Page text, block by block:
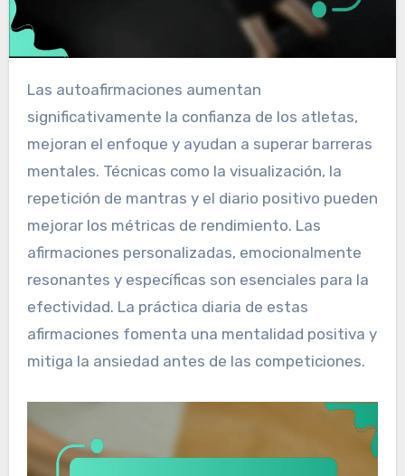
Las autoafirmaciones aumentan
significativamente la confianza de los atletas,
mejoran el enfoque y ayudan a superar barreras
mentales. Técnicas como la visualización, la
repetición de mantras y el diario positivo pueden
mejorar los métricas de rendimiento. Las
afirmaciones personalizadas, emocionalmente
resonantes y específicas son esenciales para la
efectividad. La práctica diaria de estas
afirmaciones fomenta una mentalidad positiva y
mitiga la ansiedad antes de las competiciones.